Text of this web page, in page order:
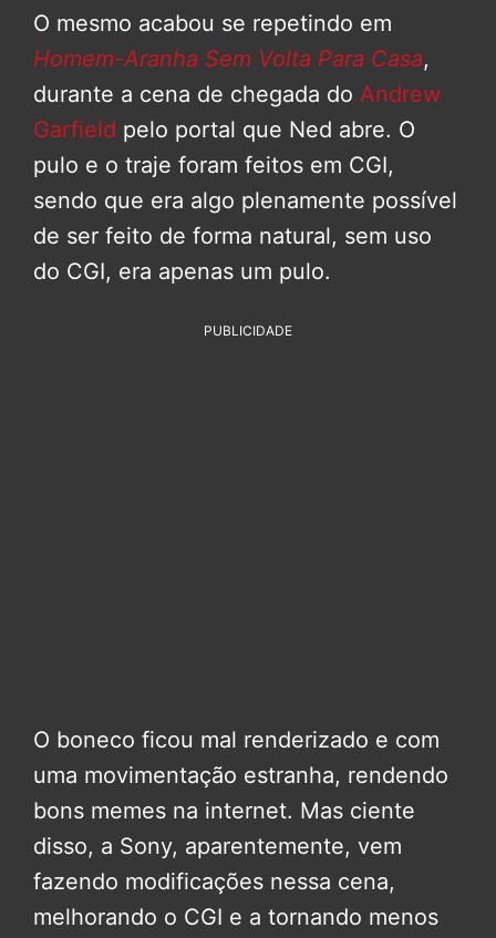
O mesmo acabou se repetindo em
Homem-Aranha Sem Volta Para Casa,
durante a cena de chegada do Andrew
Garfield pelo portal que Ned abre. O
pulo e o traje foram feitos em CGI,
sendo que era algo plenamente possível
de ser feito de forma natural, sem uso
do CGI, era apenas um pulo.
PUBLICIDADE
O boneco ficou mal renderizado e com
uma movimentação estranha, rendendo
bons memes na internet. Mas ciente
disso, a Sony, aparentemente, vem
fazendo modificações nessa cena,
melhorando o CGI e a tornando menos